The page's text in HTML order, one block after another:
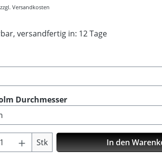
Versandkosten
versandfertig in: 12 Tage
Durchmesserauswählen
Anzahl: Gib den
Stk In den